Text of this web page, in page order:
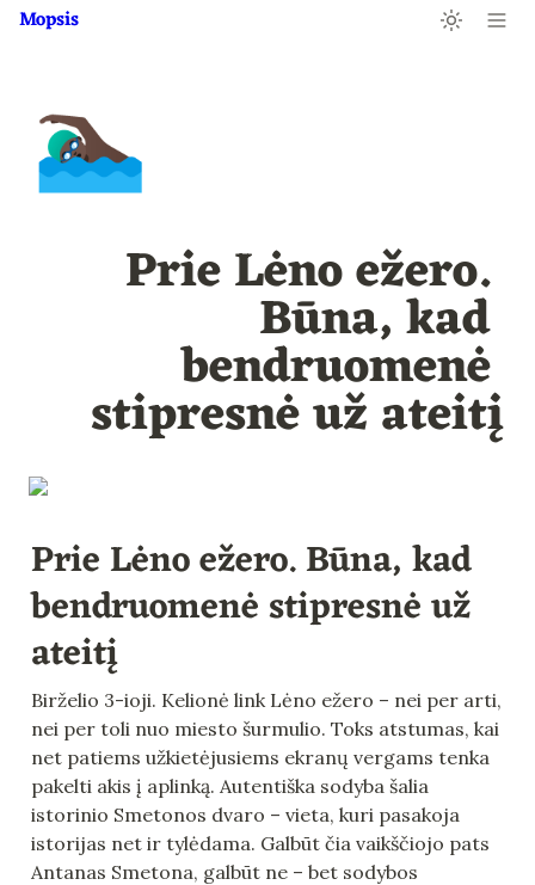
Mopsis
🏊🏿‍♂️
Prie Lėno ežero.
Būna, kad
bendruomenė
stipresnė už ateitį
Prie Lėno ežero. Būna, kad
bendruomenė stipresnė už
ateitį
Birželio 3-ioji. Kelionė link Lėno ežero – nei per arti,
nei per toli nuo miesto šurmulio. Toks atstumas, kai
net patiems užkietėjusiems ekranų vergams tenka
pakelti akis į aplinką. Autentiška sodyba šalia
istorinio Smetonos dvaro – vieta, kuri pasakoja
istorijas net ir tylėdama. Galbūt čia vaikščiojo pats
Antanas Smetona, galbūt ne – bet sodybos